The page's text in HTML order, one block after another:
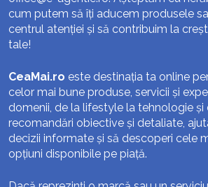
cum putem să îți aducem produsele
centrul atenției și să contribuim la
tale!
CeaMai.ro este destinația ta online
celor mai bune produse, servicii și
domenii, de la lifestyle la tehnologie și
recomandări obiective și detaliate,
decizii informate și să descoperi cele
opțiuni disponibile pe piață.